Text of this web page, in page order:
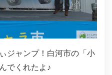
ジャンプ！白河市の「小
でくれたよ♪